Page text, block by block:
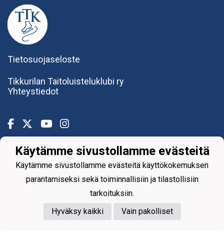
Tietosuojaseloste
Tikkurilan Taitoluisteluklubi ry
Yhteystiedot
Powered by
Käytämme sivustollamme evästeitä
Käytämme sivustollamme evästeitä käyttökokemuksen
parantamiseksi sekä toiminnallisiin ja tilastollisiin
tarkoituksiin.
Hyväksy kaikki
Vain pakolliset